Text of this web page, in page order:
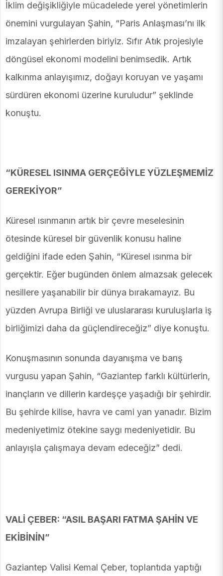
İklim değişikliğiyle mücadelede yerel yönetimlerin
önemini vurgulayan Şahin, “Paris Anlaşması’nı ilk
imzalayan şehirlerden biriyiz. Sıfır Atık projesiyle
döngüsel ekonomi modelini benimsedik. Artık
kalkınma anlayışımız, doğayı koruyan ve yaşamı
sürdüren ekonomi üzerine kuruludur” şeklinde
konuştu.
“KÜRESEL ISINMA GERÇEĞİYLE YÜZLEŞMEMİZ
GEREKİYOR”
Küresel ısınmanın artık bir çevre meselesinin
ötesinde küresel bir güvenlik konusu haline
geldiğini ifade eden Şahin, “Küresel ısınma bir
gerçektir. Eğer bugünden önlem almazsak gelecek
nesillere yaşanabilir bir dünya bırakamayız. Bu
yüzden Avrupa Birliği ve uluslararası kuruluşlarla iş
birliğimizi daha da güçlendireceğiz” diye konuştu.
Konuşmasının sonunda dayanışma ve barış
vurgusu yapan Şahin, “Gaziantep farklı kültürlerin,
inançların ve dillerin kardeşçe yaşadığı bir şehirdir.
Bu şehirde kilise, havra ve cami yan yanadır. Bizim
medeniyetimiz ötekine saygı medeniyetidir. Bu
anlayışla çalışmaya devam edeceğiz” dedi.
VALİ ÇEBER: “ASIL BAŞARI FATMA ŞAHİN VE
EKİBİNİN”
Gaziantep Valisi Kemal Çeber, toplantıda yaptığı